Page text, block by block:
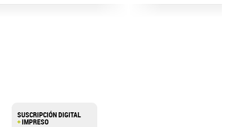
SUSCRIPCIÓN DIGITAL
+IMPRESO